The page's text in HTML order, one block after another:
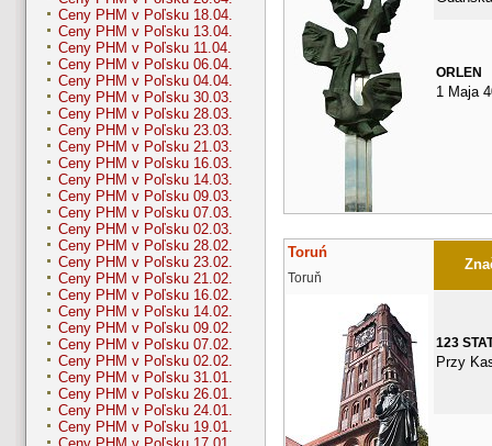
Ceny PHM v Poľsku 18.04.
Ceny PHM v Poľsku 13.04.
Ceny PHM v Poľsku 11.04.
Ceny PHM v Poľsku 06.04.
Ceny PHM v Poľsku 04.04.
Ceny PHM v Poľsku 30.03.
Ceny PHM v Poľsku 28.03.
Ceny PHM v Poľsku 23.03.
Ceny PHM v Poľsku 21.03.
Ceny PHM v Poľsku 16.03.
Ceny PHM v Poľsku 14.03.
Ceny PHM v Poľsku 09.03.
Ceny PHM v Poľsku 07.03.
Ceny PHM v Poľsku 02.03.
Ceny PHM v Poľsku 28.02.
Ceny PHM v Poľsku 23.02.
Ceny PHM v Poľsku 21.02.
Ceny PHM v Poľsku 16.02.
Ceny PHM v Poľsku 14.02.
Ceny PHM v Poľsku 09.02.
Ceny PHM v Poľsku 07.02.
Ceny PHM v Poľsku 02.02.
Ceny PHM v Poľsku 31.01.
Ceny PHM v Poľsku 26.01.
Ceny PHM v Poľsku 24.01.
Ceny PHM v Poľsku 19.01.
ORLEN
1 Maja
Toruń
Toruň
123
Przy